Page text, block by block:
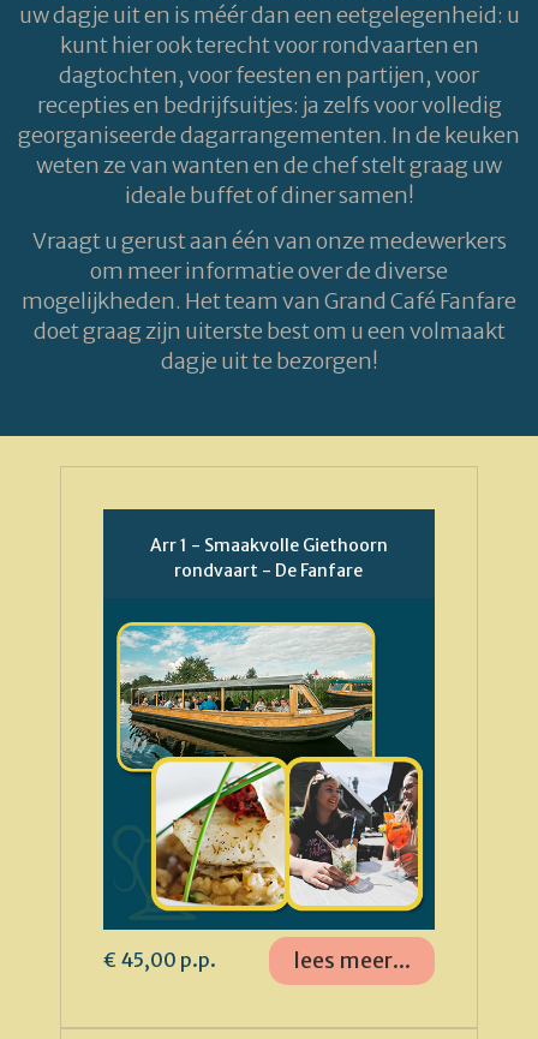
uw dagje uit en is méér dan een eetgelegenheid: u
kunt hier ook terecht voor rondvaarten en
dagtochten, voor feesten en partijen, voor
recepties en bedrijfsuitjes: ja zelfs voor volledig
georganiseerde dagarrangementen. In de keuken
weten ze van wanten en de chef stelt graag uw
ideale buffet of diner samen!
Vraagt u gerust aan één van onze medewerkers
om meer informatie over de diverse
mogelijkheden. Het team van Grand Café Fanfare
doet graag zijn uiterste best om u een volmaakt
dagje uit te bezorgen!
Arr 1 - Smaakvolle Giethoorn
rondvaart - De Fanfare
€ 45,00 p.p. lees meer...